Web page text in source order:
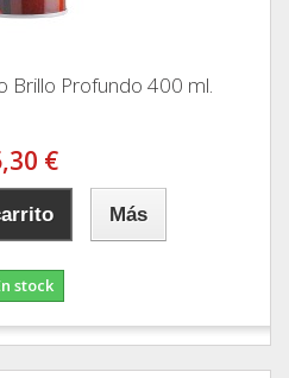
Brillo Profundo 400 ml.
€
Más
stock